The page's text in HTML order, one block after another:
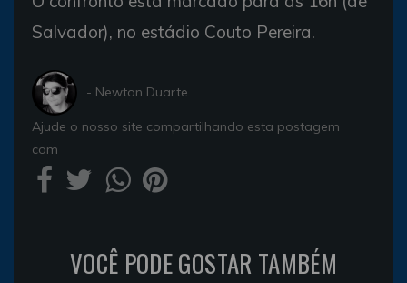
Salvador), no estádio Couto Pereira.
- Newton Duarte
Ajude o nosso site compartilhando esta postagem
com
VOCÊ PODE GOSTAR TAMBÉM